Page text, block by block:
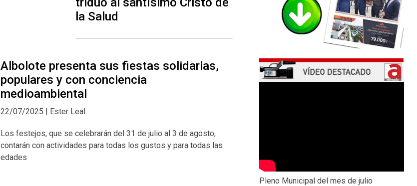
la Salud
Albolote presenta sus fiestas solidarias,
populares y con conciencia
medioambiental
22/07/2025 | Ester Leal
Los festejos, que se celebrarán del 31 de julio al 3 de agosto,
contarán con actividades para todas los gustos y para todas las
edades
Pleno Municipal del mes de julio